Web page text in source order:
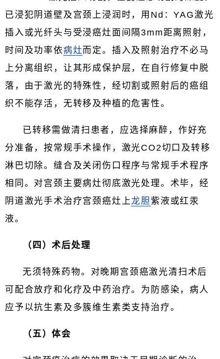
已浸犯阴道壁及宫颈上浸润时，用Nd：YAG激光
插入或光纤头与受浸癌灶面间隔3mm距离照射，
时间及功率依病灶而定。插入及照射治疗不必马
上分离组织，让其形成保护层，在自行修复中脱
落，由于激光的特殊性，经切割或照射后的癌组
织不能存活，无转移及种植的危害性。
已转移需做清扫患者，应选择麻醉，作好充
分准备，按常规手术操作，激光CO2切口及转移
淋巴切除。缝合及关闭伤口程序与常规手术程序
相同。对宫颈主要病灶彻底激光处理。术毕，经
阴道激光手术治疗宫颈癌灶上 龙胆紫液或红汞
液。
（四）术后处理
无须特殊药物。对晚期宫颈癌激光清扫术后
可配合放疗和化疗及中药治疗。为防感染，病人
应予以抗生素及多簇维生素类支持治疗。
（五）体会